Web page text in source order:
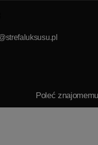
Poleć znajomemu